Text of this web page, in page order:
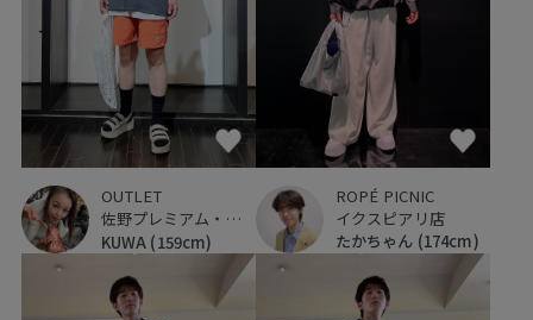
OUTLET
佐野プレミアム・アウトレット
KUWA (159cm)
ROPÉ PICNIC
イクスピアリ店
たかちゃん (174cm)